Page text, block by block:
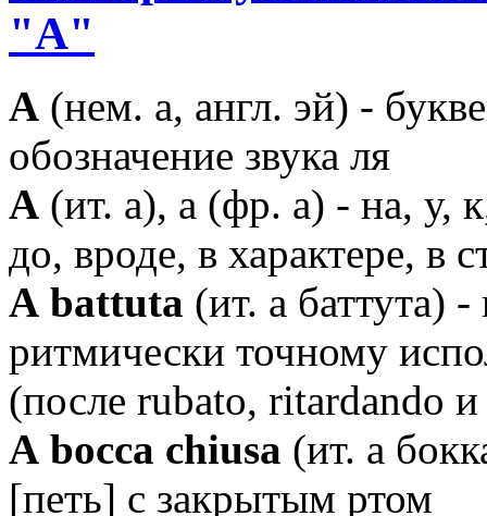
"A"
А (нем. а, англ. эй) -
обозначение звука ля
А (ит. а), а (фр. а) - на, у,
до, вроде, в характере, в
А battuta (ит. а баттута) -
ритмически точному
(после rubato, ritardando и
А bocca chiusa (ит. а
[петь] с закрытым ртом